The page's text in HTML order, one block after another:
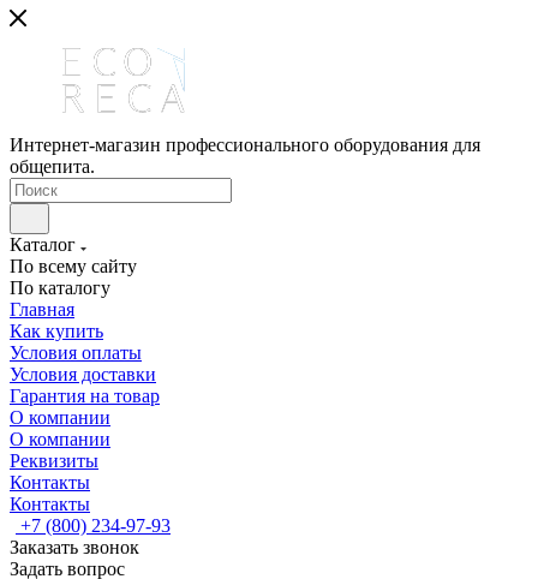
Интернет-магазин профессионального оборудования для
общепита.
Каталог
По всему сайту
По каталогу
Главная
Как купить
Условия оплаты
Условия доставки
Гарантия на товар
О компании
О компании
Реквизиты
Контакты
Контакты
+7 (800) 234-97-93
Заказать звонок
Задать вопрос